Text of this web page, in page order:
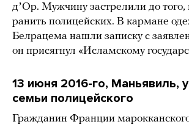
дʼОр. Мужчину застрелили до того,
ранить полицейских. В кармане
Белрацема нашли записку с
он присягнул «Исламскому
13 июня 2016-го, Маньявиль,
семьи полицейского
Гражданин Франции